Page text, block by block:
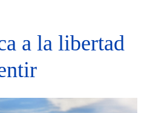
a la libertad